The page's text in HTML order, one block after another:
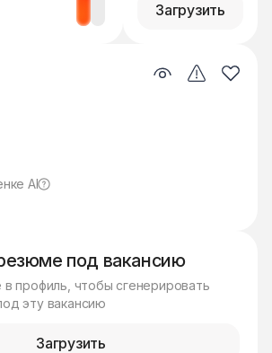
Загрузить
под вакансию
профиль, чтобы сгенерировать
эту вакансию
Загрузить
AI